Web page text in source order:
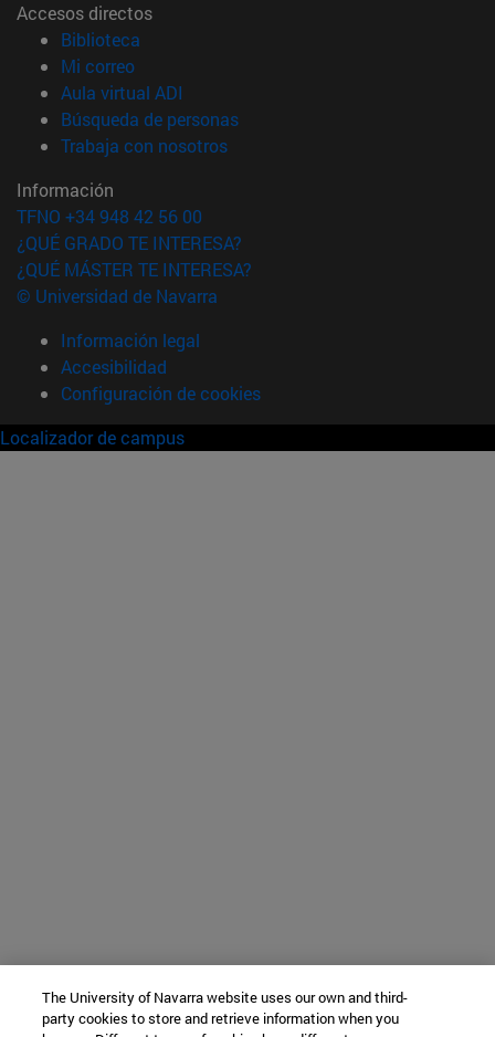
Accesos directos
Biblioteca
Mi correo(abre en nueva ventana)
Aula virtual ADI
Búsqueda de personas(abre en nueva ventana)
Trabaja con nosotros(abre en nueva ventana)
Información
TFNO +34 948 42 56 00
¿QUÉ GRADO TE INTERESA?
¿QUÉ MÁSTER TE INTERESA?
© Universidad de Navarra
Información legal
Accesibilidad
Configuración de cookies
Localizador de campus
The University of Navarra website uses our own and third-
party cookies to store and retrieve information when you